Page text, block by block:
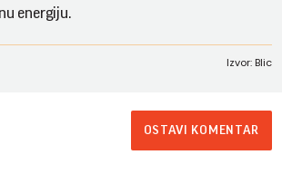
energiju.
Izvor: Blic
OSTAVI KOMENTAR